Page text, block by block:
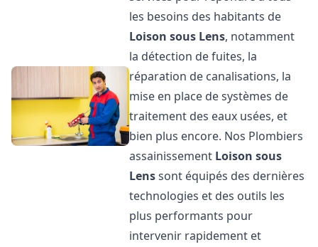
les besoins des habitants de
Loison sous Lens, notamment
la détection de fuites, la
réparation de canalisations, la
mise en place de systèmes de
traitement des eaux usées, et
bien plus encore. Nos Plombiers
assainissement Loison sous
Lenssont équipés des dernières
technologies et des outils les
plus performants pour
intervenir rapidement et